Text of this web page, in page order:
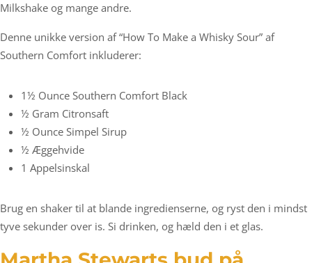
Milkshake og mange andre.
Denne unikke version af “How To Make a Whisky Sour” af
Southern Comfort inkluderer:
1½ Ounce Southern Comfort Black
½ Gram Citronsaft
½ Ounce Simpel Sirup
½ Æggehvide
1 Appelsinskal
Brug en shaker til at blande ingredienserne, og ryst den i mindst
tyve sekunder over is. Si drinken, og hæld den i et glas.